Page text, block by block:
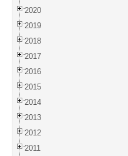
2020
2019
2018
2017
2016
2015
2014
2013
2012
2011